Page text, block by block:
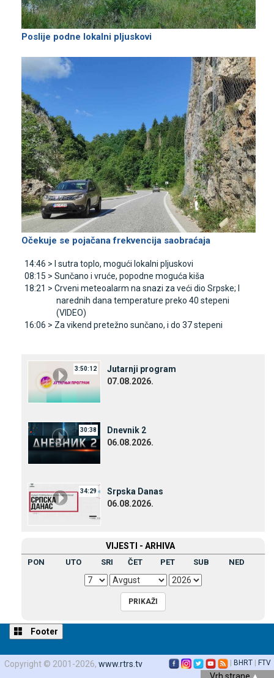
Poslije podne lokalni pljuskovi
Očekuje se pojačana frekvencija saobraćaja
14:46 >
I sutra toplo, mogući lokalni pljuskovi
08:15 > Sunčano i vruće, popodne moguća kiša
18:21 > Crveni meteoalarm na snazi za veći dio Srpske; I
narednih dana temperature preko 40 stepeni
(VIDEO)
16:06 > Za vikend pretežno sunčano, i do 37 stepeni
3:50:12
Јutarnji program
07.08.2026.
30:38
Dnevnik 2
06.08.2026.
34:29
Srpska Danas
06.08.2026.
VIЈESTI - ARHIVA
PON UTO SRI ČET PET SUB NED
Footer
Copyright © 2001-2026, www.rtrs.tv BHRT FTV